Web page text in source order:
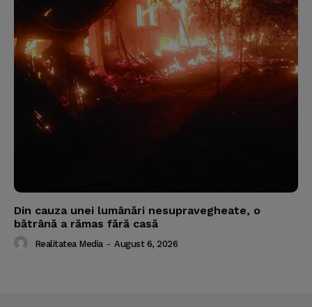
Din cauza unei lumânări nesupravegheate, o
bătrână a rămas fără casă
Realitatea Media - August 6, 2026